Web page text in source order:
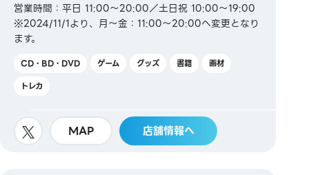
営業時間：平日 11:00～20:00／土日祝 10:00～19:00
※2024/11/1より、月～金：11:00～20:00へ変更となり
ます。
CD・BD・DVD ゲーム グッズ 書籍
画材
トレカ
MAP 店舗情報へ